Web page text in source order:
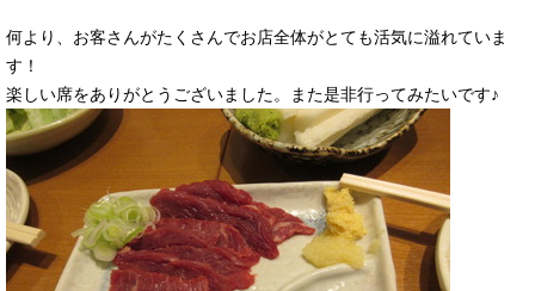
何より、お客さんがたくさんでお店全体がとても活気に溢れていま
す！
楽しい席をありがとうございました。また是非行ってみたいです♪